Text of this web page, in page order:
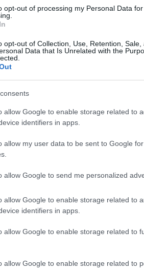
opt-out of processing my Personal Data for
opt-out of Collection, Use, Retention, Sale,
Data that Is Unrelated with the
allow Google to enable storage related to
identifiers in apps.
allow my user data to be sent to Google
allow Google to send me personalized
allow Google to enable storage related to
identifiers in apps.
allow Google to enable storage related to
allow Google to enable storage related to
tárgyak, éles eszközök vagy
fér. Tartsd ezeket az elemeket
: A kutyák szeretetteljes és
játékot és pozitív figyelmet,
gondozásával garantálhatod, hogy